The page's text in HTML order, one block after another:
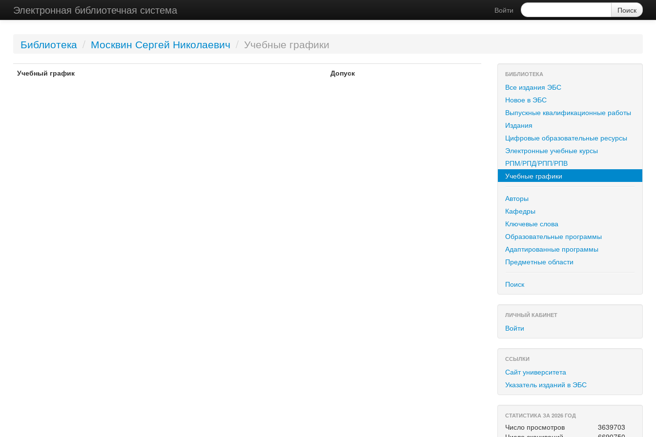
Электронная библиотечная система Войти
Библиотека / Москвин Сергей Николаевич / Учебные графики
Учебный график Допуск БИБЛИОТЕКА
Все издания ЭБС
Новое в ЭБС
Выпускные квалификационные работы
Издания
Цифровые образовательные ресурсы
Электронные учебные курсы
РПМ/РПД/РПП/РПВ
Учебные графики
Авторы
Кафедры
Ключевые слова
Образовательные программы
Адаптированные программы
Предметные области
Поиск
ЛИЧНЫЙ КАБИНЕТ
Войти
ССЫЛКИ
Сайт университета
Указатель изданий в ЭБС
СТАТИСТИКА ЗА 2026 ГОД
Число просмотров
3639703